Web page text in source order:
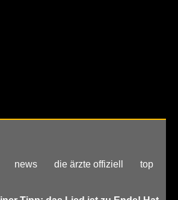
news die ärzte offiziell top